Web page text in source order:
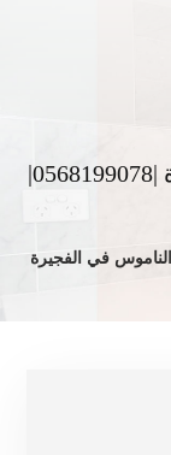
شركة مكافحة الناموس في الفجيرة |0568199078|
|0568199078| ابادة حشرات